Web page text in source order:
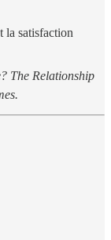
la satisfaction
The Relationship